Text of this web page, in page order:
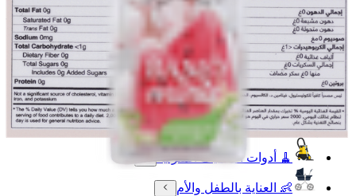
🐾 مستلزمات الحيوانات الأليفة
🧴 العناية بالجمال والعطورات
🔌 الأجهزة الالكترونية
💳 بطاقات رقمية
🍳 مستلزمات المنزل والمطبخ
🧹 أدوات التنظيف المنزلية
👶 العناية بالطفل والأم